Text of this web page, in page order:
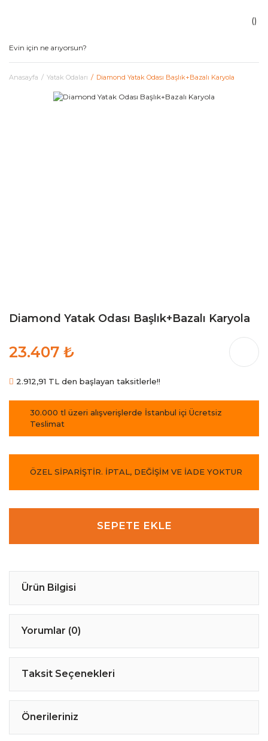
Anasayfa Yatak Odaları Diamond Yatak Odası Başlık+Bazalı Karyola
Diamond Yatak Odası Başlık+Bazalı Karyola
23.407 ₺
2.912,91 TL den başlayan taksitlerle!!
30.000 tl üzeri alışverişlerde İstanbul içi Ücretsiz
Teslimat
ÖZEL SİPARİŞTİR. İPTAL, DEĞİŞİM VE İADE YOKTUR
SEPETE EKLE
Ürün Bilgisi
Yorumlar (0)
Taksit Seçenekleri
Önerileriniz